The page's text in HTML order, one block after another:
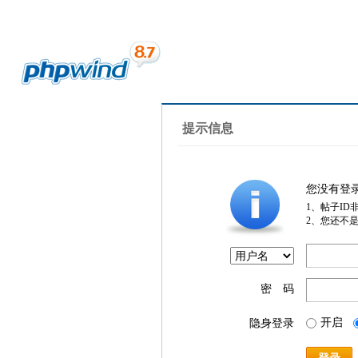
提示信息
您没有登
1、帖子ID
2、您还不
密 码
隐身登录 开启